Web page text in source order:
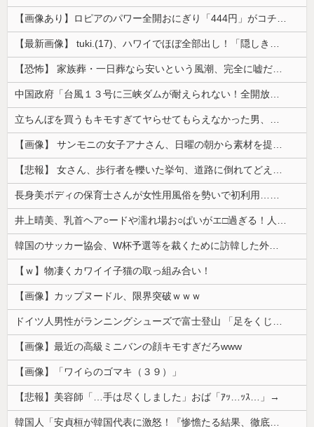
【画像あり】ロピアのパワー全開おにぎり「444円」がコチラｗｗｗｗｗ
【最新画像】 tuki.(17)、ハワイでほぼ全部出し！「隠しきれない美貌」とSNSざわつく
【恐怖】 家族葬・一日葬なら安いという風潮、完全に嘘だった・・・・
中国政府「台風１３号に三峡ダムが耐えられない！全開放流しろ！」⇒ 下流域の街が壊滅状態ｗｗｗｗｗ
立ちんぼを買うもキモすぎてヤらせてもらえなかった男、代わりの足コキでまさかの大量身寸米青ｗｗｗ
【画像】 サンモニの女子アナさん、日曜の朝から素材を提供してしまう
【悲報】 女さん、歩行者を轢いた挙句、道路に倒れてどえらいことになってしまうw w w w w w w
長身美ボディの保育士さんが女性用風俗を勢いで初利用…子供に絶対見せられないメスの顔でイキまくり。
井上晴美、乳首ヘア○ードや濡れ場お○ぱいがエ□過ぎる！人生最後のラスト写真集、最高！！
韓国のサッカー協会、W杯予選等を裁くために訪韓した外国人審判を「性接待」していた……大して強くもないチームが潤沢な予算を持ってりゃそうなるわな
【ｗ】物凄くカワイイ子猫の取っ組み合い！
【画像】カップヌードル、限界突破ｗｗｗ
ドイツ人男性がランニングシューズで富士登山 「足をくじいて動けない」
【画像】最近の高級ミニバンの顔キモすぎだろwww
【画像】「ワイらのゴマキ（３９）」
【悲報】美容師「…手は尽くしました」おば「ｱｯ…ｯｽ…」→
韓国人「安貞桓が韓国代表に激怒！『惨憺たる結果、徹底的な刷新が必要だ』と監督や協会を痛烈批判」